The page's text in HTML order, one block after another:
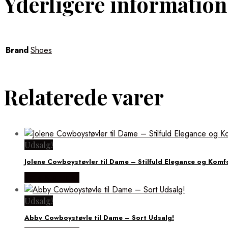
BrandShoes
Relaterede varer
Udsalg!
Jolene Cowboystøvler til Dame – Stilfuld Elegance og
Udsalg!
Abby Cowboystøvle til Dame – Sort Udsalg!